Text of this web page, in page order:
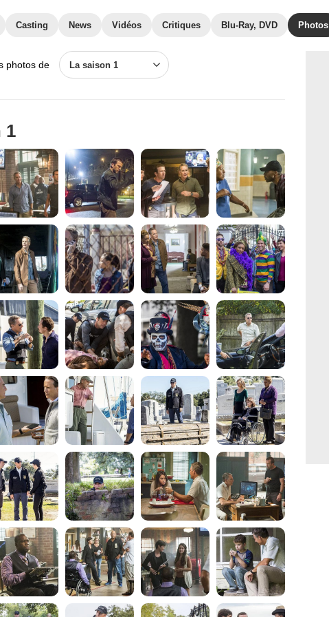
Casting News Vidéos Critiques Blu-Ray, DVD Photos
photos de La saison 1
1